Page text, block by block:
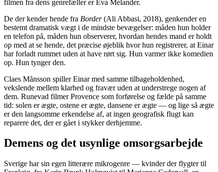
filmen fra dens genrefæller er Eva Melander.
De der kender hende fra Border(Ali Abbasi, 2018), genkender en
bestemt dramatisk vægt i de mindste bevægelser: måden hun holder
en telefon på, måden hun observerer, hvordan hendes mand er holdt
op med at se hende, det præcise øjeblik hvor hun registrerer, at Einar
har forladt rummet uden at have rørt sig. Hun varmer ikke komedien
op. Hun tynger den.
Claes Månsson spiller Einar med samme tilbageholdenhed,
vekslende mellem klarhed og fravær uden at understrege nogen af
dem. Runevad filmer Provence som forførelse og fælde på samme
tid: solen er ægte, ostene er ægte, dansene er ægte — og lige så ægte
er den langsomme erkendelse af, at ingen geografisk flugt kan
reparere det, der er gået i stykker derhjemme.
Demens og det usynlige omsorgsarbejde
Sverige har sin egen litterære mikrogenre — kvinder der flygter til